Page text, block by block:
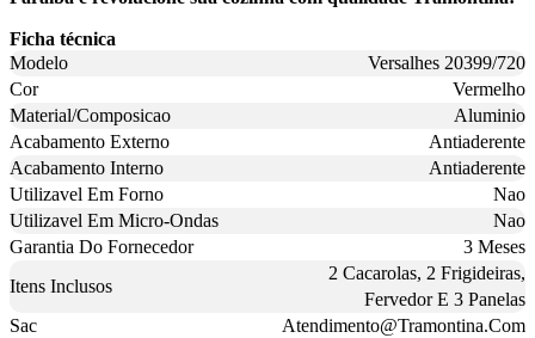
Ficha técnica
Modelo
Versalhes 20399/720
Cor
Vermelho
Material/Composicao
Aluminio
Acabamento Externo
Antiaderente
Acabamento Interno
Antiaderente
Utilizavel Em Forno
Nao
Utilizavel Em Micro-Ondas
Nao
Garantia Do Fornecedor
3 Meses
Itens Inclusos
2 Cacarolas, 2 Frigideiras,
Fervedor E 3 Panelas
Sac
Atendimento@Tramontina.Com